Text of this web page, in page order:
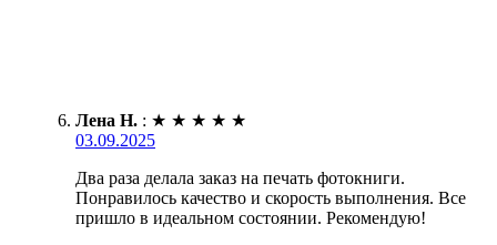
Лена Н. : ★ ★ ★ ★ ★
03.09.2025
Два раза делала заказ на печать фотокниги.
Понравилось качество и скорость выполнения. Все
пришло в идеальном состоянии. Рекомендую!